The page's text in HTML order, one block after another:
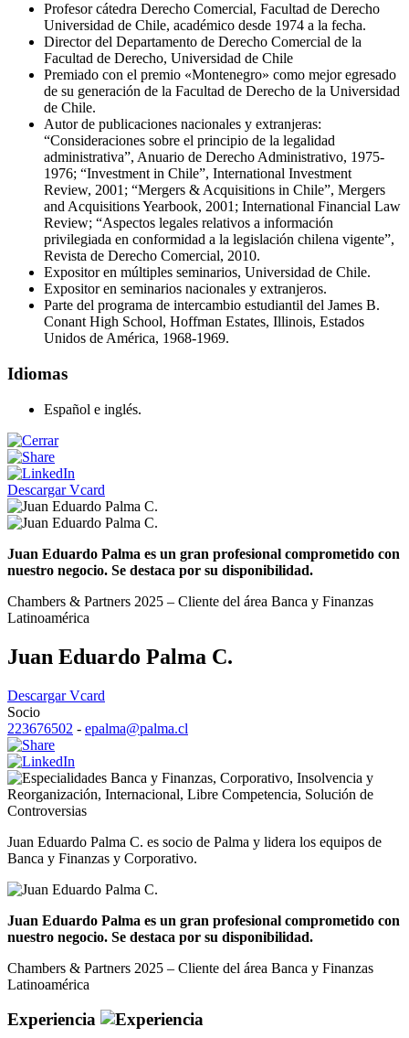
Profesor cátedra Derecho Comercial, Facultad de Derecho
Universidad de Chile, académico desde 1974 a la fecha.
Director del Departamento de Derecho Comercial de la
Facultad de Derecho, Universidad de Chile
Premiado con el premio «Montenegro» como mejor egresado
de su generación de la Facultad de Derecho de la Universidad
de Chile.
Autor de publicaciones nacionales y extranjeras:
“Consideraciones sobre el principio de la legalidad
administrativa”, Anuario de Derecho Administrativo, 1975-
1976; “Investment in Chile”, International Investment
Review, 2001; “Mergers & Acquisitions in Chile”, Mergers
and Acquisitions Yearbook, 2001; International Financial Law
Review; “Aspectos legales relativos a información
privilegiada en conformidad a la legislación chilena vigente”,
Revista de Derecho Comercial, 2010.
Expositor en múltiples seminarios, Universidad de Chile.
Expositor en seminarios nacionales y extranjeros.
Parte del programa de intercambio estudiantil del James B.
Conant High School, Hoffman Estates, Illinois, Estados
Unidos de América, 1968-1969.
Idiomas
Español e inglés.
Descargar Vcard
Juan Eduardo Palma es un gran profesional comprometido con
nuestro negocio. Se destaca por su disponibilidad.
Chambers & Partners 2025 – Cliente del área Banca y Finanzas
Latinoamérica
Juan Eduardo Palma C.
Descargar Vcard
Socio
223676502 - epalma@palma.cl
Banca y Finanzas, Corporativo, Insolvencia y
Reorganización, Internacional, Libre Competencia, Solución de
Controversias
Juan Eduardo Palma C. es socio de Palma y lidera los equipos de
Banca y Finanzas y Corporativo.
Juan Eduardo Palma es un gran profesional comprometido con
nuestro negocio. Se destaca por su disponibilidad.
Chambers & Partners 2025 – Cliente del área Banca y Finanzas
Latinoamérica
Experiencia